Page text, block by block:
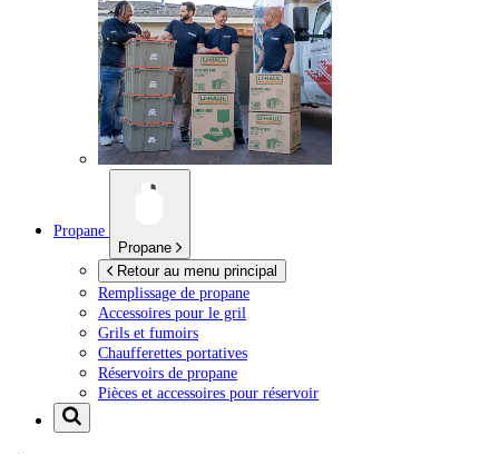
Propane
Propane
Retour au menu principal
Remplissage de propane
Accessoires pour le gril
Grils et fumoirs
Chaufferettes portatives
Réservoirs de propane
Pièces et accessoires pour réservoir